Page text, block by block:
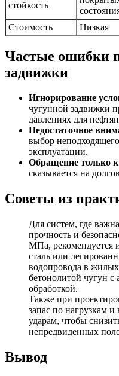
стойкость
Стоимость
Низкая
Частые ошибки
задвижки
Игнорирование
чугунной задвижки
давлениях для
Недостаточное
выбор
эксплуатации.
Обращение только к
сказывается на
Советы из
Для систем, где
прочность и
МПа, рекомендуется
сталь или
водопровода в
бетонолитой чугун с
обработкой.
Также при
запас по нагрузкам
ударам, чтобы
непредвиденных
Вывод